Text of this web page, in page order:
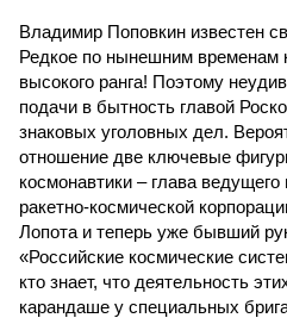
Владимир Поповкин известен
Редкое по нынешним временам
высокого ранга! Поэтому
подачи в бытность главой
знаковых уголовных дел.
отношение две ключевые
космонавтики – глава
ракетно-космической
Лопота и теперь уже бывший
«Российские космические
кто знает, что деятельность
карандаше у специальных